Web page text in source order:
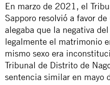
En marzo de 2021, el
Sapporo resolvió a favor de
alegaba que la negativa
legalmente el matrimonio
mismo sexo era
Tribunal de Distrito de
sentencia similar en mayo